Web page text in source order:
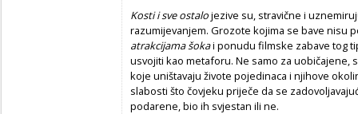
Kosti i sve ostalojezive su, stravične i
razumijevanjem. Grozote kojima se bave nisu
atrakcijama šokai ponudu filmske zabave tog
usvojiti kao metaforu. Ne samo za
koje uništavaju živote pojedinaca i njihove
slabosti što čovjeku priječe da se
podarene, bio ih svjestan ili ne.